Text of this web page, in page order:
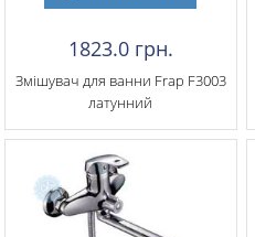
1823.0 грн.
Змішувач для ванни Frap F3003
латунний